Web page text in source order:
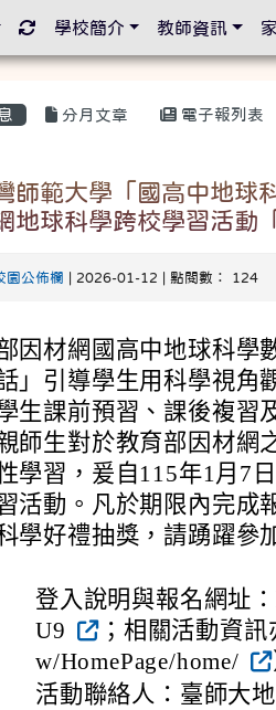
分月文章 電子報列表
師範大學「國高中地球
地球科學跨校學習活
園公佈欄 | 2026-01-12 | 點閱數： 124
因材網國高中地球科學
」引導學生用科學視角
生課前預習、課後複習
師生對於教育部因材網
學習，爰自115年1月7
活動。凡於期限內完成
學好禮抽獎，請踴躍參
登入說明與報名網址
U9
；相關活動資
w/HomePage/home/
活動聯絡人：臺師大
重新取得佈景設定
學校簡介 教師資訊